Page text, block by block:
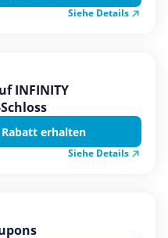
Siehe Details
INFINITY
Rabatt erhalten
Siehe Details